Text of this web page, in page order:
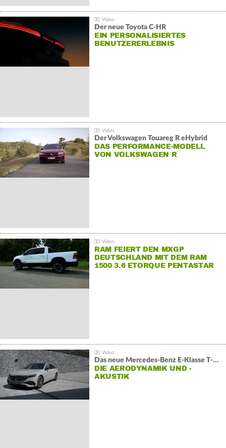
Der neue Toyota C-HR
EIN PERSONALISIERTES
BENUTZERERLEBNIS
Der Volkswagen Touareg R eHybrid
DAS PERFORMANCE-MODELL
VON VOLKSWAGEN R
RAM FEIERT DEN MXGP
DEUTSCHLAND MIT DEM RAM
1500 3.6 ETORQUE PENTASTAR
Das neue Mercedes-Benz E-Klasse T-Modell
DIE AERODYNAMIK UND -
AKUSTIK